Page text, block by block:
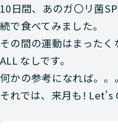
10日間、あのガ〇リ菌
続で食べてみました。
その間の運動はまった
ALL なしです。
何かの参考になれば。
それでは、来月も!